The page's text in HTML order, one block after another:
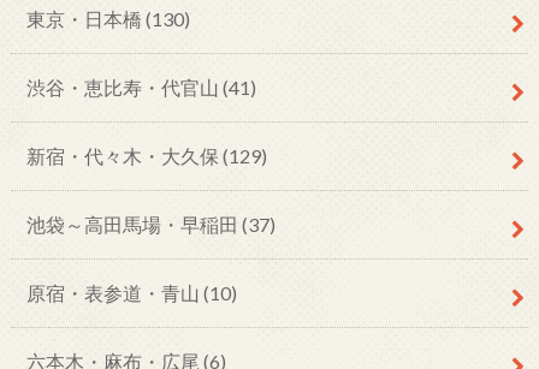
東京・日本橋 (130)
渋谷・恵比寿・代官山 (41)
新宿・代々木・大久保 (129)
池袋～高田馬場・早稲田 (37)
原宿・表参道・青山 (10)
六本木・麻布・広尾 (6)